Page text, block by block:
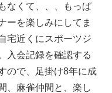
なくて、、、もっぱ
ーを楽しみにしてま
宅近くにスポーツジ
入会記録を確認する
ので、足掛け8年に成
、麻雀仲間と、楽し